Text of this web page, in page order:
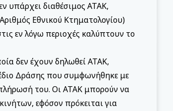
υπάρχει διαθέσιμος ΑΤΑΚ,
Εθνικού Κτηματολογίου)
εν λόγω περιοχές καλύπτουν το
δεν έχουν δηλωθεί ΑΤΑΚ,
Δράσης που συμφωνήθηκε με
του. Οι ΑΤΑΚ μπορούν να
εφόσον πρόκειται για